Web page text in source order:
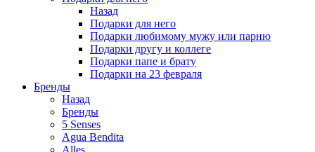
Назад
Подарки для него
Подарки любимому мужу или парню
Подарки другу и коллеге
Подарки папе и брату
Подарки на 23 февраля
Бренды
Назад
Бренды
5 Senses
Agua Bendita
Alles